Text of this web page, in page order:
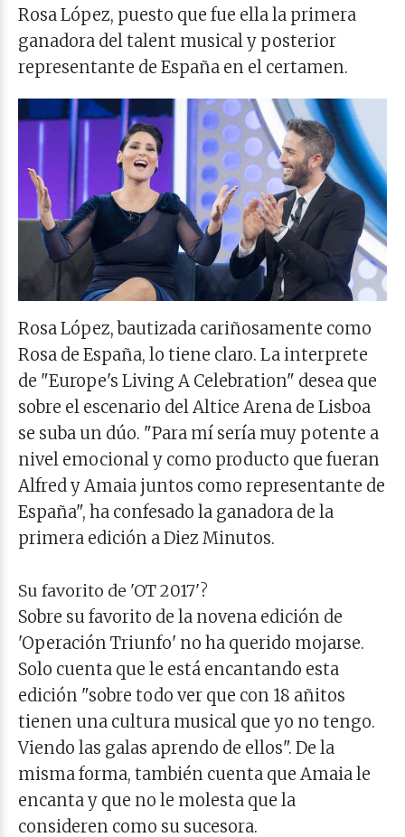
Rosa López, puesto que fue ella la primera
ganadora del talent musical y posterior
representante de España en el certamen.
Rosa López, bautizada cariñosamente como
Rosa de España, lo tiene claro. La interprete
de "Europe's Living A Celebration" desea que
sobre el escenario del Altice Arena de Lisboa
se suba un dúo. "Para mí sería muy potente a
nivel emocional y como producto que fueran
Alfred y Amaia juntos como representante de
España", ha confesado la ganadora de la
primera edición a Diez Minutos.
Su favorito de 'OT 2017'?
Sobre su favorito de la novena edición de
'Operación Triunfo' no ha querido mojarse.
Solo cuenta que le está encantando esta
edición "sobre todo ver que con 18 añitos
tienen una cultura musical que yo no tengo.
Viendo las galas aprendo de ellos". De la
misma forma, también cuenta que Amaia le
encanta y que no le molesta que la
consideren como su sucesora.